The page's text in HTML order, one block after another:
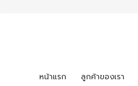
หน้าแรก ลูกค้าของเรา